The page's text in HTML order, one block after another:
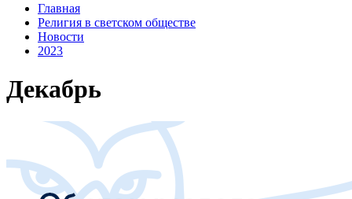
Главная
Религия в светском обществе
Новости
2023
Декабрь